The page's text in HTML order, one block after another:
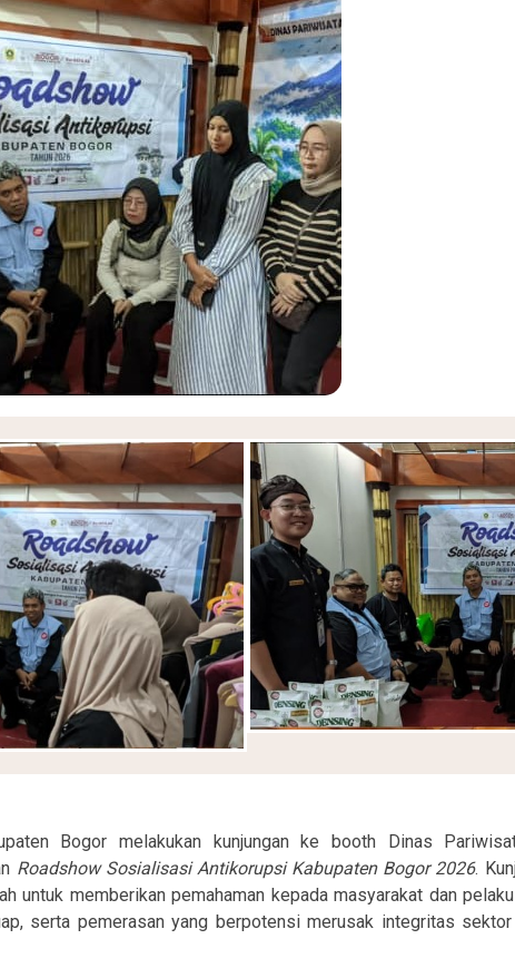
Bogor melakukan kunjungan ke booth Dinas
Roadshow Sosialisasi Antikorupsi Kabupaten Bogor 2026.
untuk memberikan pemahaman kepada masyarakat dan
serta pemerasan yang berpotensi merusak integritas